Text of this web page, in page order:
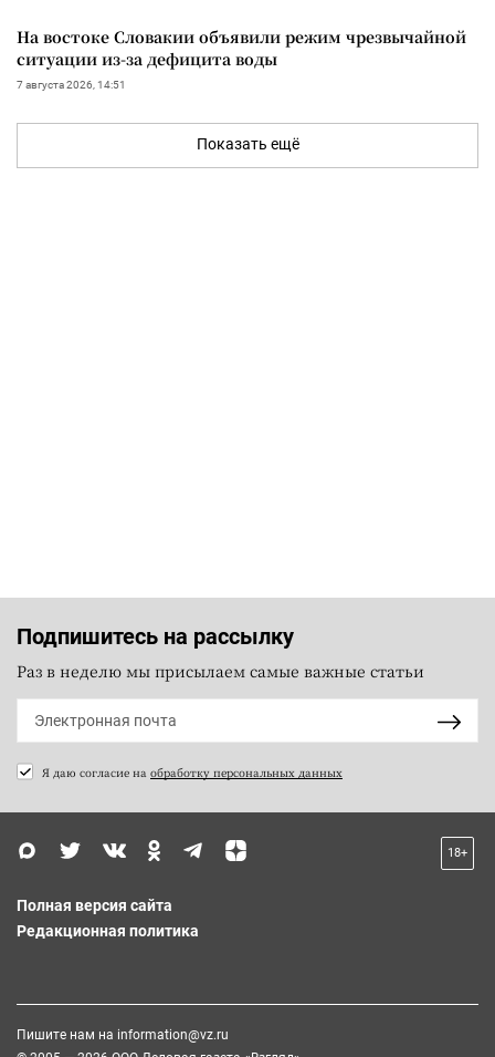
На востоке Словакии объявили режим чрезвычайной
ситуации из-за дефицита воды
7 августа 2026, 14:51
Показать ещё
Подпишитесь на рассылку
Раз в неделю мы присылаем самые важные статьи
Я даю согласие на обработку персональных данных
18+
Полная версия сайта
Редакционная политика
Пишите нам на information@vz.ru